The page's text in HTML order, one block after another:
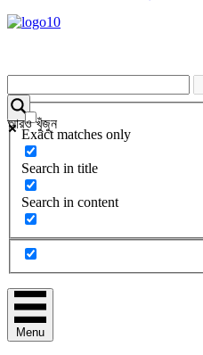
আরও খুঁজুন
Exact matches only
Search in title
Search in content
Menu